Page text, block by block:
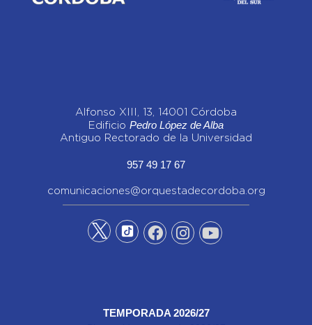
Alfonso XIII, 13, 14001 Córdoba
Edificio Pedro López de Alba
Antiguo Rectorado de la Universidad
957 49 17 67
comunicaciones@orquestadecordoba.org
TEMPORADA 2026/27